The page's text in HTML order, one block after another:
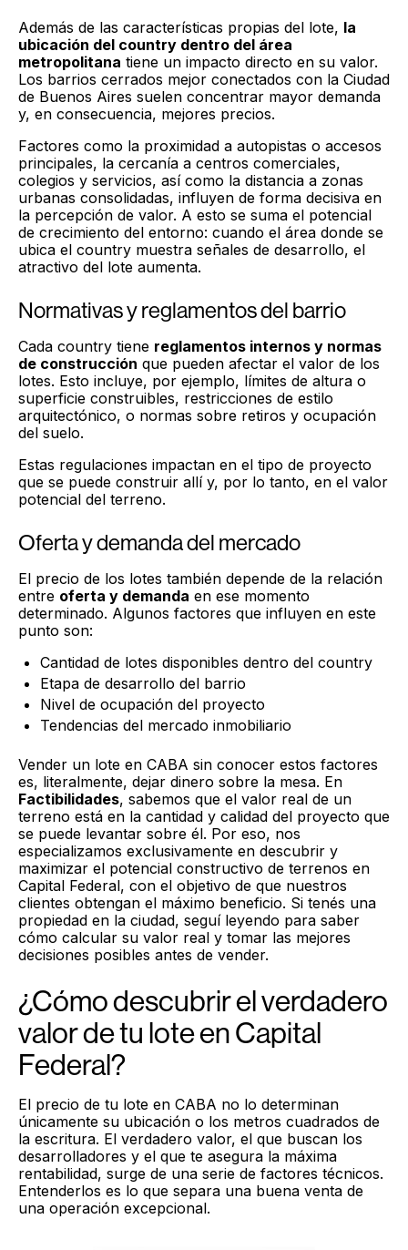
Además de las características propias del lote, la
ubicación del country dentro del área
metropolitana tiene un impacto directo en su valor.
Los barrios cerrados mejor conectados con la Ciudad
de Buenos Aires suelen concentrar mayor demanda
y, en consecuencia, mejores precios.
Factores como la proximidad a autopistas o accesos
principales, la cercanía a centros comerciales,
colegios y servicios, así como la distancia a zonas
urbanas consolidadas, influyen de forma decisiva en
la percepción de valor. A esto se suma el potencial
de crecimiento del entorno: cuando el área donde se
ubica el country muestra señales de desarrollo, el
atractivo del lote aumenta.
Normativas y reglamentos del barrio
Cada country tiene reglamentos internos y normas
de construcción que pueden afectar el valor de los
lotes. Esto incluye, por ejemplo, límites de altura o
superficie construibles, restricciones de estilo
arquitectónico, o normas sobre retiros y ocupación
del suelo.
Estas regulaciones impactan en el tipo de proyecto
que se puede construir allí y, por lo tanto, en el valor
potencial del terreno.
Oferta y demanda del mercado
El precio de los lotes también depende de la relación
entre oferta y demanda en ese momento
determinado. Algunos factores que influyen en este
punto son:
Cantidad de lotes disponibles dentro del country
Etapa de desarrollo del barrio
Nivel de ocupación del proyecto
Tendencias del mercado inmobiliario
Vender un lote en CABA sin conocer estos factores
es, literalmente, dejar dinero sobre la mesa. En
Factibilidades, sabemos que el valor real de un
terreno está en la cantidad y calidad del proyecto que
se puede levantar sobre él. Por eso, nos
especializamos exclusivamente en descubrir y
maximizar el potencial constructivo de terrenos en
Capital Federal, con el objetivo de que nuestros
clientes obtengan el máximo beneficio. Si tenés una
propiedad en la ciudad, seguí leyendo para saber
cómo calcular su valor real y tomar las mejores
decisiones posibles antes de vender.
¿Cómo descubrir el verdadero
valor de tu lote en Capital
Federal?
El precio de tu lote en CABA no lo determinan
únicamente su ubicación o los metros cuadrados de
la escritura. El verdadero valor, el que buscan los
desarrolladores y el que te asegura la máxima
rentabilidad, surge de una serie de factores técnicos.
Entenderlos es lo que separa una buena venta de
una operación excepcional.